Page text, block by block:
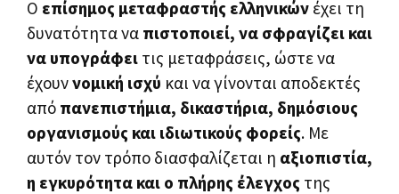
Ο επίσημος μεταφραστής ελληνικών έχει τη
δυνατότητα να πιστοποιεί, να σφραγίζει και
να υπογράφει τις μεταφράσεις, ώστε να
έχουννομική ισχύ και να γίνονται αποδεκτές
από πανεπιστήμια, δικαστήρια, δημόσιους
οργανισμούς και ιδιωτικούς φορείς. Με
αυτόν τον τρόπο διασφαλίζεται η αξιοπιστία,
η εγκυρότητα και ο πλήρης έλεγχος της